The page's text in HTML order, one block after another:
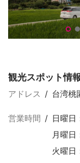
観光スポット情
アドレス / 台湾桃
営業時間 / 日曜日
月曜日
火曜日